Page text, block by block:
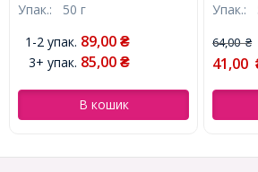
Круглий, (УТ0003210)
Упак.: 50 г
1-2 упак. 89,00 ₴
3+ упак. 85,00 ₴
В кошик
1мм,
Упак.:
64,00₴
41,00